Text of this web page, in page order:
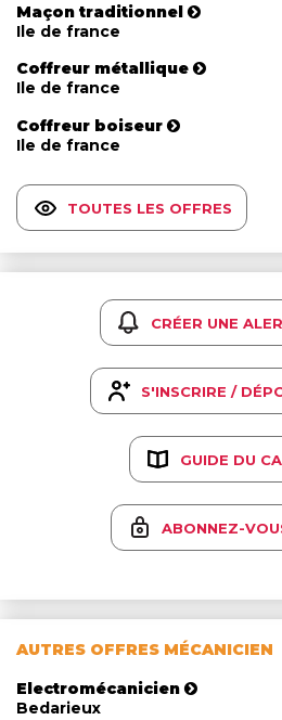
Maçon traditionnel
Ile de france
Coffreur métallique
Ile de france
Coffreur boiseur
Ile de france
TOUTES LES OFFRES
CRÉER UNE
S'INSCRIRE /
GUIDE DU
ABONNEZ-
AUTRES OFFRES MÉCANICIEN
Electromécanicien
Bedarieux